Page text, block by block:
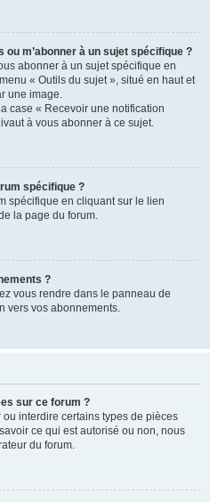
m’abonner à un sujet spécifique ?
abonner à un sujet spécifique en
« Outils du sujet », situé en haut et
une image.
case « Recevoir une notification
à vous abonner à ce sujet.
spécifique ?
spécifique en cliquant sur le lien
la page du forum.
?
vous rendre dans le panneau de
vers vos abonnements.
sur ce forum ?
interdire certains types de pièces
ce qui est autorisé ou non, nous
du forum.